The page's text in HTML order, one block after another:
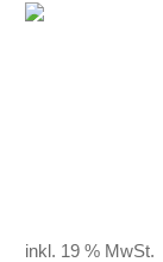
inkl. 19 % MwSt.